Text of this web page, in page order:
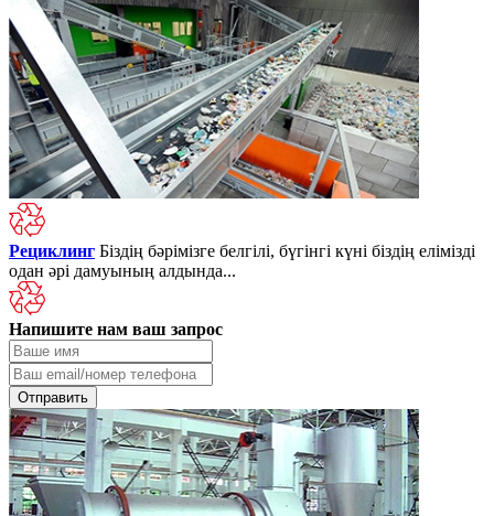
Рециклинг Біздің бәрімізге белгілі, бүгінгі күні біздің елімізді
одан әрі дамуының алдында...
Напишите нам ваш запрос